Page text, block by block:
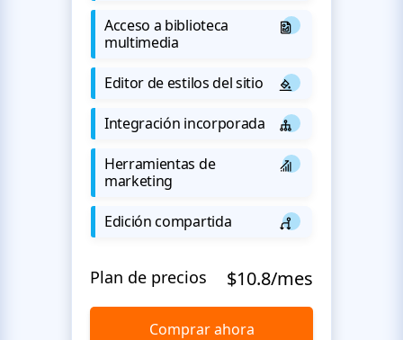
Acceso a biblioteca
multimedia
Editor de estilos del sitio
Integración incorporada
Herramientas de
marketing
Edición compartida
Plan de precios $10.8/mes
Comprar ahora